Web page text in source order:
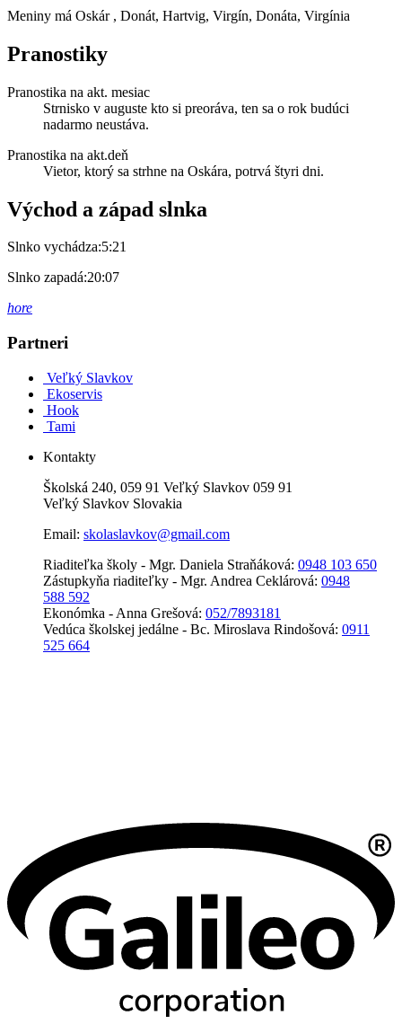
Meniny má Oskár , Donát, Hartvig, Virgín, Donáta, Virgínia
Pranostiky
Pranostika na akt. mesiac
Strnisko v auguste kto si preoráva, ten sa o rok budúci
nadarmo neustáva.
Pranostika na akt.deň
Vietor, ktorý sa strhne na Oskára, potrvá štyri dni.
Východ a západ slnka
Slnko vychádza:5:21
Slnko zapadá:20:07
hore
Partneri
Veľký Slavkov
Ekoservis
Hook
Tami
Kontakty
Školská 240, 059 91 Veľký Slavkov 059 91
Veľký Slavkov Slovakia
Email: skolaslavkov@gmail.com
Riaditeľka školy - Mgr. Daniela Straňáková: 0948 103 650
Zástupkyňa riaditeľky - Mgr. Andrea Ceklárová: 0948
588 592
Ekonómka - Anna Grešová: 052/7893181
Vedúca školskej jedálne - Bc. Miroslava Rindošová: 0911
525 664